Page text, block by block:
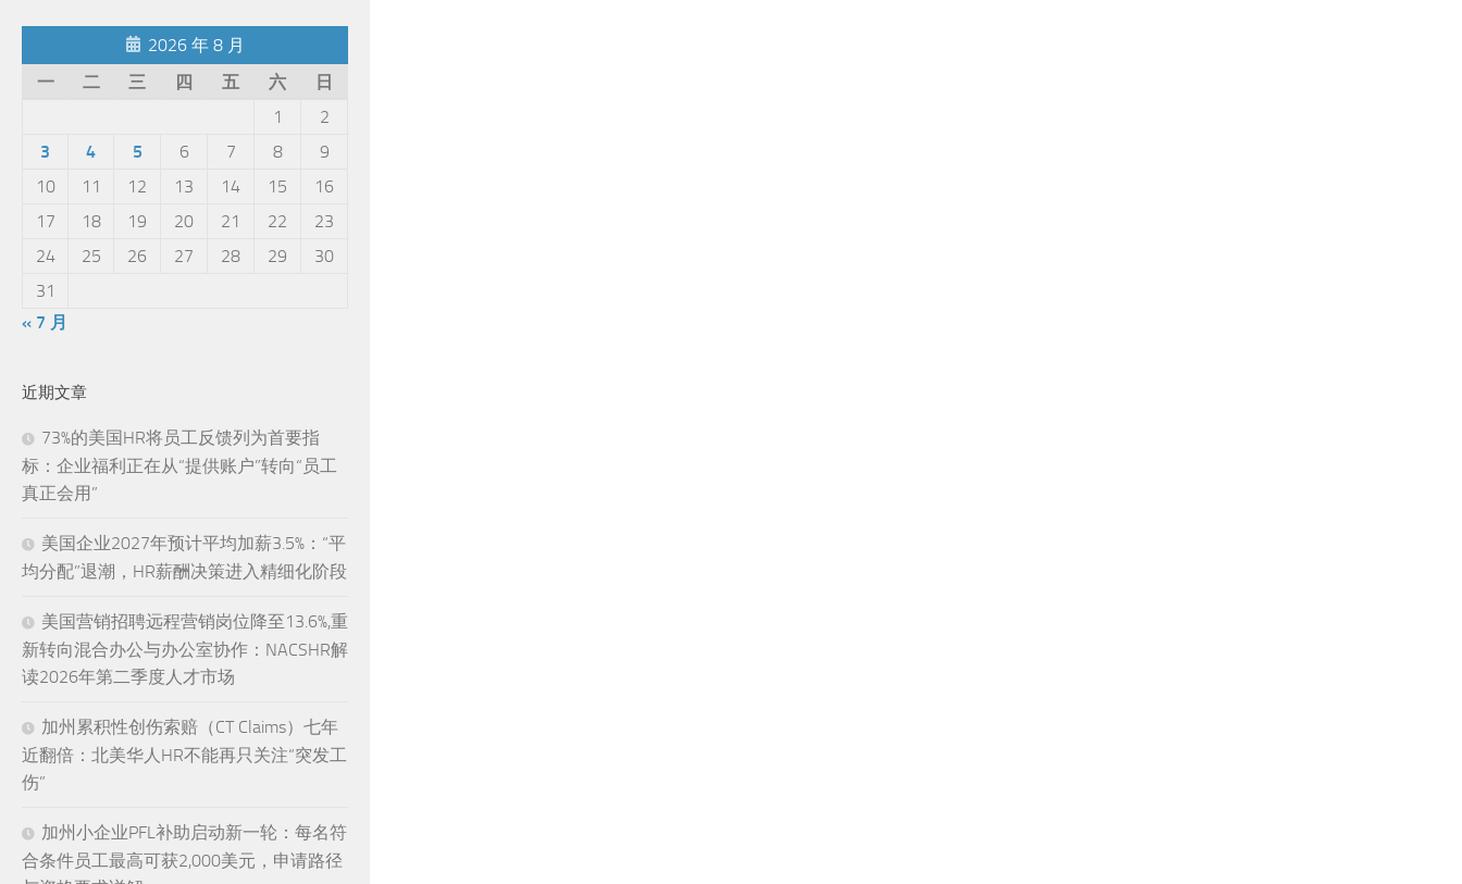
2026 年 8 月
一
二 三 四 五 六
日
1
2
3
4 5 6 7 8
9
10
11 12 13 14 15
16
17
18 19 20 21 22
23
24
25 26 27 28 29
30
31
« 7 月
近期文章
73%的美国HR将员工反馈列为首要指
标：企业福利正在从“提供账户”转向“员工
真正会用”
美国企业2027年预计平均加薪3.5%：“平
均分配”退潮，HR薪酬决策进入精细化阶段
美国营销招聘远程营销岗位降至13.6%,重
新转向混合办公与办公室协作：NACSHR解
读2026年第二季度人才市场
加州累积性创伤索赔（CT Claims）七年
近翻倍：北美华人HR不能再只关注“突发工
伤”
加州小企业PFL补助启动新一轮：每名符
合条件员工最高可获2,000美元，申请路径